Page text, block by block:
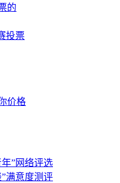
的
投票
价格
”网络评选
满意度测评